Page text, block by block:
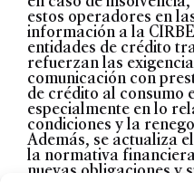
estos operadores en
información a la
entidades de crédito
refuerzan las
comunicación con
de crédito al consumo
especialmente en lo
condiciones y la
Además, se actualiza
la normativa
nuevas obligaciones y